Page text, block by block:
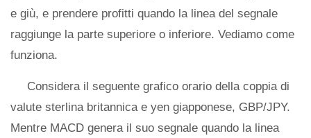
e giù, e prendere profitti quando la linea del segnale
raggiunge la parte superiore o inferiore. Vediamo come
funziona.
Considera il seguente grafico orario della coppia di
valute sterlina britannica e yen giapponese, GBP/JPY.
Mentre MACD genera il suo segnale quando la linea